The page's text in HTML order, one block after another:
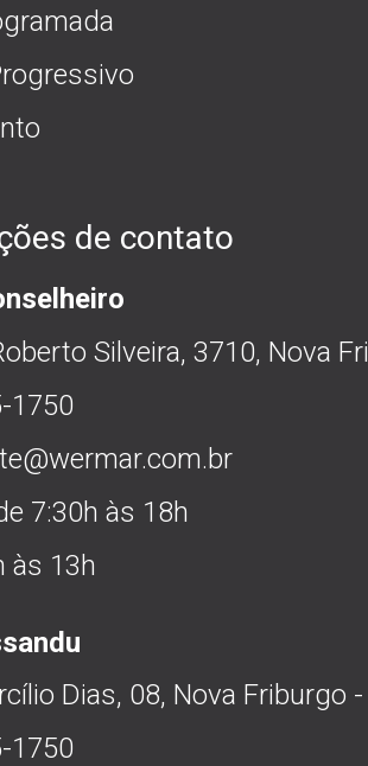
de contato
Silveira, 3710, Nova
1750
7:30h às 18h
às 13h
Dias, 08, Nova Friburgo
1750